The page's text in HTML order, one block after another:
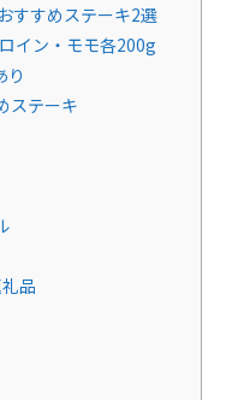
すすめステーキ2選
イン・モモ各200g
り
ステーキ
品